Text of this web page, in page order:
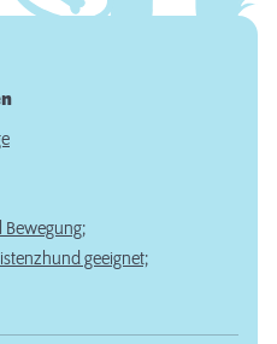
Bewegung;
geeignet;